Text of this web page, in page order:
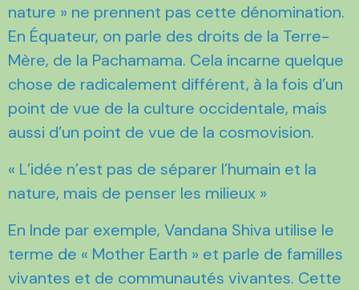
nature » ne prennent pas cette dénomination.
En Équateur, on parle des droits de la Terre-
Mère, de la Pachamama. Cela incarne quelque
chose de radicalement différent, à la fois d’un
point de vue de la culture occidentale, mais
aussi d’un point de vue de la cosmovision.
« L’idée n’est pas de séparer l’humain et la
nature, mais de penser les milieux »
En Inde par exemple, Vandana Shiva utilise le
terme de « Mother Earth » et parle de familles
vivantes et de communautés vivantes. Cette